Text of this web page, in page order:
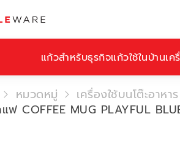
แก้วสำหรับธุรกิจแก้วใช้ในบ้านเค
หมวดหมู่ เครื่องใช้บนโต๊ะอาหาร
ฟ COFFEE MUG PLAYFUL